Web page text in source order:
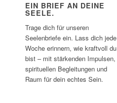
EIN BRIEF AN DEINE
SEELE.
Trage dich für unseren
Seelenbriefe ein. Lass dich jede
Woche erinnern, wie kraftvoll du
bist – mit stärkenden Impulsen,
spirituellen Begleitungen und
Raum für dein echtes Sein.